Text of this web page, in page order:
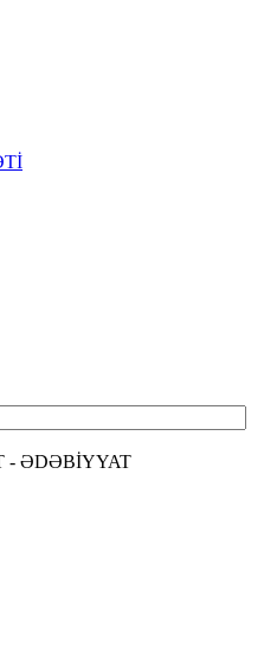
- ƏDƏBİYYAT